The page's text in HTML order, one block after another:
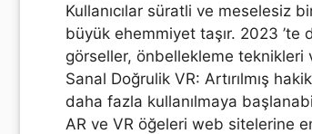
Kullanıcılar süratli ve meselesiz
büyük ehemmiyet taşır. 2023
görseller, önbellekleme teknikleri
Sanal Doğrulik VR: Artırılmış
daha fazla kullanılmaya
AR ve VR öğeleri web sitelerine